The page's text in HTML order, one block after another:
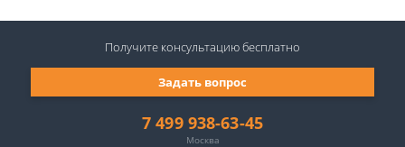
7 499 938-63-45
Москва
Задать вопрос
Получите консультациюбесплатно